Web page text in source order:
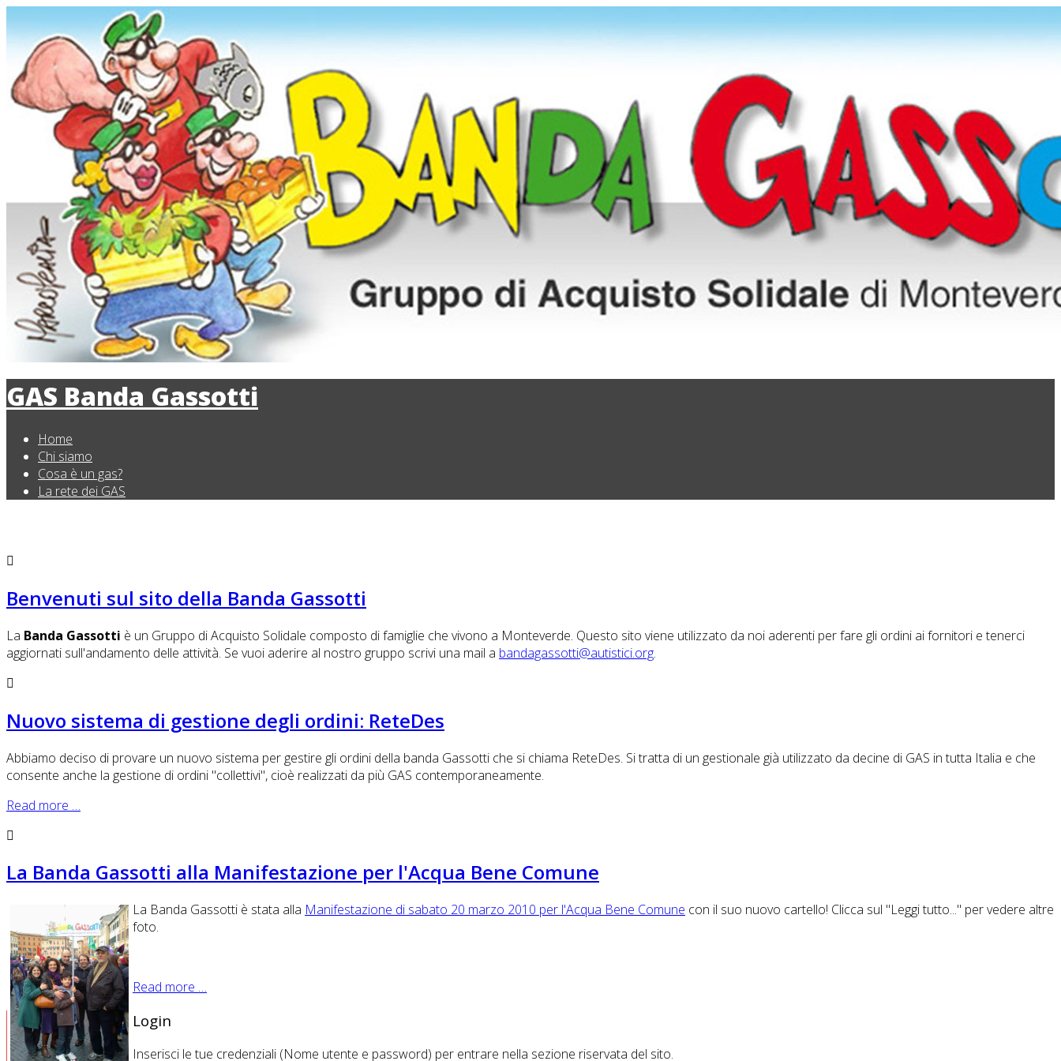
GAS Banda Gassotti
Home
Chi siamo
Cosa è un gas?
La rete dei GAS
Benvenuti sul sito della Banda Gassotti
La Banda Gassotti è un Gruppo di Acquisto Solidale composto di famiglie che vivono a Monteverde. Questo sito viene utilizzato da noi aderenti per fare gli ordini ai fornitori e tenerci
aggiornati sull'andamento delle attività. Se vuoi aderire al nostro gruppo scrivi una mail a bandagassotti@autistici.org.
Nuovo sistema di gestione degli ordini: ReteDes
Abbiamo deciso di provare un nuovo sistema per gestire gli ordini della banda Gassotti che si chiama ReteDes. Si tratta di un gestionale già utilizzato da decine di GAS in tutta Italia e che
consente anche la gestione di ordini "collettivi", cioè realizzati da più GAS contemporaneamente.
Read more …
La Banda Gassotti alla Manifestazione per l'Acqua Bene Comune
La Banda Gassotti è stata alla Manifestazione di sabato 20 marzo 2010 per l'Acqua Bene Comune con il suo nuovo cartello! Clicca sul "Leggi tutto..." per vedere altre
foto.
Read more …
Login
Inserisci le tue credenziali (Nome utente e password) per entrare nella sezione riservata del sito.